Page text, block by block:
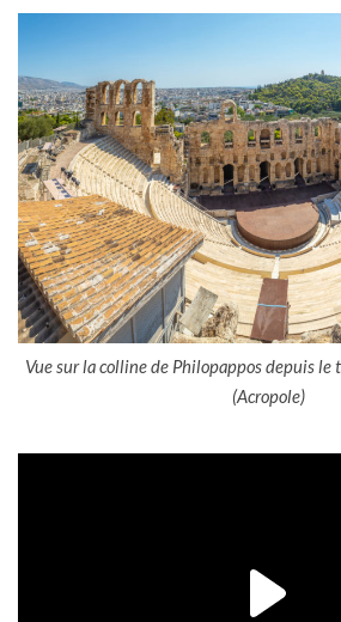
Vue sur la colline de Philopappos depuis le
(Acropole)